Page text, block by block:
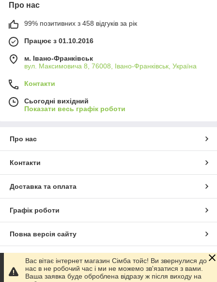
Про нас
99% позитивних з 458 відгуків за рік
Працює з 01.10.2016
м. Івано-Франківськ
вул. Максимовича 8, 76008, Івано-Франківськ, Україна
Контакти
Сьогодні вихідний
Показати весь графік роботи
Про нас
Контакти
Доставка та оплата
Графік роботи
Повна версія сайту
Сайт створено на маркетплейсіProm.ua
Вас вітає інтернет магазин Сімба тойс! Ви звернулися до
нас в не робочий час і ми не можемо зв'язатися з вами.
Ваша заявка буде оброблена відразу ж після виходу на